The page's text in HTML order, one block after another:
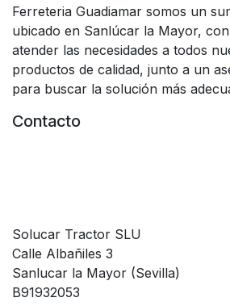
Ferreteria Guadiamar somos un
ubicado en Sanlúcar la Mayor,
atender las necesidades a todos
productos de calidad, junto a un
para buscar la solución más
Contacto
Solucar Tractor SLU
Calle Albañiles 3
Sanlucar la Mayor (Sevilla)
B91932053